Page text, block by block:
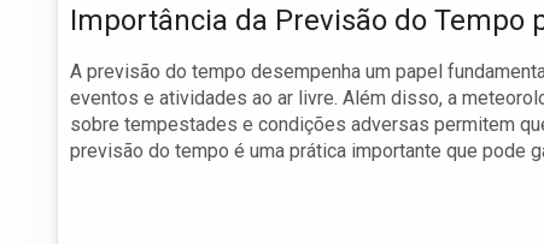
Importância da Previsão do Tempo
A previsão do tempo desempenha um papel
eventos e atividades ao ar livre. Além disso, a
sobre tempestades e condições adversas permitem
previsão do tempo é uma prática importante que pode